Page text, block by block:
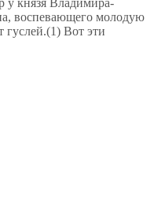
у князя Владимира-
воспевающего молодую
гуслей.(1) Вот эти